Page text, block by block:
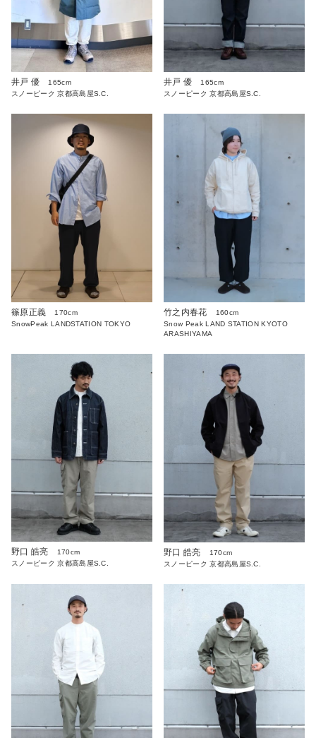
井戸 優
165cm
スノーピーク 京都高島屋S.C.
井戸 優
165cm
スノーピーク 京都高島屋S.C.
篠原正義
170cm
SnowPeak LANDSTATION TOKYO
竹之内春花
160cm
Snow Peak LAND STATION KYOTO
ARASHIYAMA
野口 皓亮
170cm
スノーピーク 京都高島屋S.C.
野口 皓亮
170cm
スノーピーク 京都高島屋S.C.